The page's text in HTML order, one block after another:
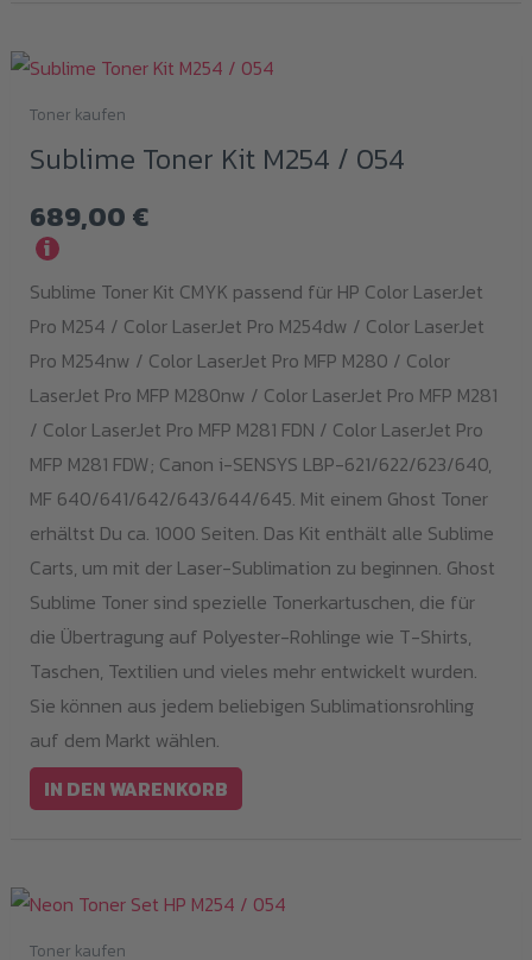
Toner kaufen
Sublime Toner Kit M254 / 054
689,00 €
i
Sublime Toner Kit CMYK passend für HP Color LaserJet
Pro M254 / Color LaserJet Pro M254dw / Color LaserJet
Pro M254nw / Color LaserJet Pro MFP M280 / Color
LaserJet Pro MFP M280nw / Color LaserJet Pro MFP M281
/ Color LaserJet Pro MFP M281 FDN / Color LaserJet Pro
MFP M281 FDW; Canon i-SENSYS LBP-621/622/623/640,
MF 640/641/642/643/644/645. Mit einem Ghost Toner
erhältst Du ca. 1000 Seiten. Das Kit enthält alle Sublime
Carts, um mit der Laser-Sublimation zu beginnen. Ghost
Sublime Toner sind spezielle Tonerkartuschen, die für
die Übertragung auf Polyester-Rohlinge wie T-Shirts,
Taschen, Textilien und vieles mehr entwickelt wurden.
Sie können aus jedem beliebigen Sublimationsrohling
auf dem Markt wählen.
IN DEN WARENKORB
Toner kaufen